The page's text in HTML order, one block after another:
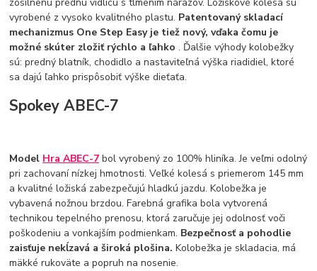
vyrobené z vysoko kvalitného plastu. Patentovaný skladací
mechanizmus One Step Easy je tiež nový, vďaka čomu je
možné skúter zložiť rýchlo a ľahko. Ďalšie výhody kolobežky
sú: predný blatník, chodidlo a nastaviteľná výška riadidiel, ktoré
sa dajú ľahko prispôsobiť výške dieťaťa.
Spokey ABEC-7
Model Hra ABEC-7 bol vyrobený zo 100% hliníka. Je veľmi odolný
pri zachovaní nízkej hmotnosti. Veľké kolesá s priemerom 145 mm
a kvalitné ložiská zabezpečujú hladkú jazdu. Kolobežka je
vybavená nožnou brzdou. Farebná grafika bola vytvorená
technikou tepelného prenosu, ktorá zaručuje jej odolnosť voči
poškodeniu a vonkajším podmienkam. Bezpečnosť a pohodlie
zaisťuje nekĺzavá a široká plošina.Kolobežka je skladacia, má
mäkké rukoväte a popruh na nosenie.